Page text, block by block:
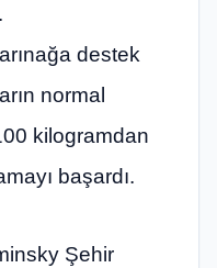
destek
normal
kilogramdan
başardı.
Şehir